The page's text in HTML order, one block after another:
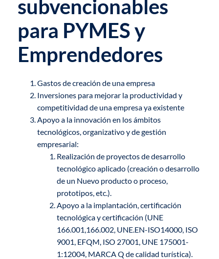
subvencionables
para PYMES y
Emprendedores
Gastos de creación de una empresa
Inversiones para mejorar la productividad y
competitividad de una empresa ya existente
Apoyo a la innovación en los ámbitos
tecnológicos, organizativo y de gestión
empresarial:
Realización de proyectos de desarrollo
tecnológico aplicado (creación o desarrollo
de un Nuevo producto o proceso,
prototipos, etc.).
Apoyo a la implantación, certificación
tecnológica y certificación (UNE
166.001,166.002, UNE.EN-ISO14000, ISO
9001, EFQM, ISO 27001, UNE 175001-
1:12004, MARCA Q de calidad turística).